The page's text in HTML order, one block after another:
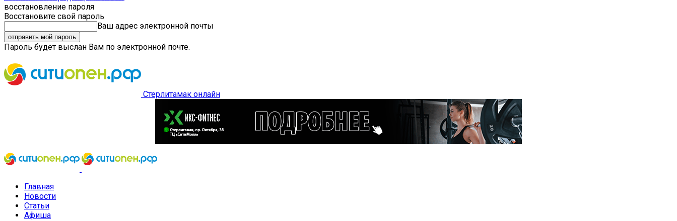
восстановление пароля
Восстановите свой пароль
Ваш адрес электронной почты
Пароль будет выслан Вам по электронной почте.
Стерлитамак онлайн
Главная
Новости
Статьи
Афиша